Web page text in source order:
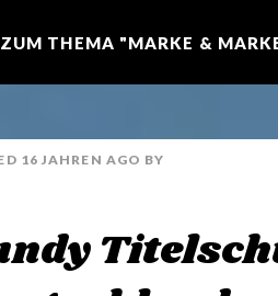
THEMA "MARKE &
16 JAHREN AGO BY